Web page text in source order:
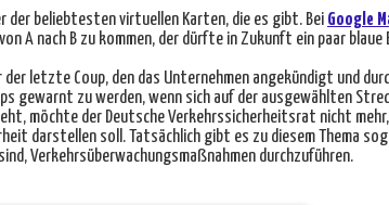
der beliebtesten virtuellen Karten, die es gibt. Bei Google
A nach B zu kommen, der dürfte in Zukunft ein paar
der letzte Coup, den das Unternehmen angekündigt und
gewarnt zu werden, wenn sich auf der ausgewählten
möchte der Deutsche Verkehrssicherheitsrat nicht
darstellen soll. Tatsächlich gibt es zu diesem Thema
Verkehrsüberwachungsmaßnahmen durchzuführen.